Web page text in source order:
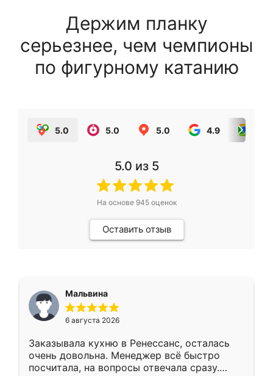
Держим планку
серьезнее, чем чемпионы
по фигурному катанию
5.0 5.0 5.0 4.9
5.0 из 5
На основе 945оценок
Оставить отзыв
Мальвина
6 августа 2026
Заказывала кухню в Ренессанс, осталась
очень довольна. Менеджер всё быстро
посчитала, на вопросы отвечала сразу.